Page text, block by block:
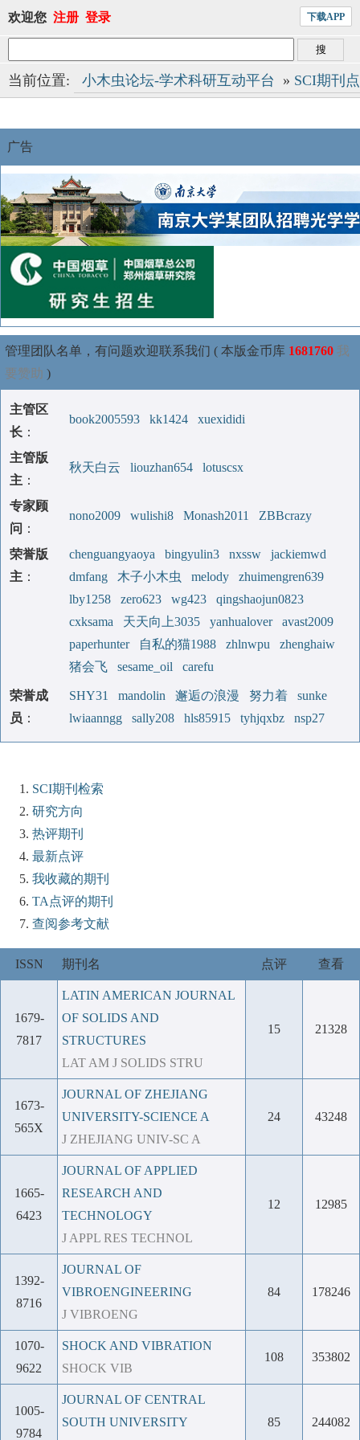
欢迎您 注册 登录 下载APP
当前位置: 小木虫论坛-学术科研互动平台 » SCI期刊
广告
管理团队名单，有问题欢迎联系我们 ( 本版金币库 1681760 我
要赞助 )
主管区
长 ：
book2005593 kk1424 xuexididi
主管版
主 ：
秋天白云 liouzhan654 lotuscsx
专家顾
问 ：
nono2009 wulishi8 Monash2011 ZBBcrazy
荣誉版
主 ：
chenguangyaoya bingyulin3 nxssw
jackiemwd
dmfang
木子小木虫 melody
zhuimengren639
lby1258
zero623 wg423
qingshaojun0823
cxksama
天天向上3035 yanhualover
avast2009
paperhunter
自私的猫1988 zhlnwpu
zhenghaiw
猪会飞
sesame_oil carefu
荣誉成
员 ：
SHY31 mandolin 邂逅の浪漫 努力着
sunke
lwiaanngg
sally208 hls85915 tyhjqxbz nsp27
SCI期刊检索
研究方向
热评期刊
最新点评
我收藏的期刊
TA点评的期刊
查阅参考文献
ISSN 期刊名 点评 查看
1679-
7817
LATIN AMERICAN JOURNAL
OF SOLIDS AND
STRUCTURES
LAT AM J SOLIDS STRU
15 21328
1673-
565X
JOURNAL OF ZHEJIANG
UNIVERSITY-SCIENCE A
J ZHEJIANG UNIV-SC A
24 43248
1665-
6423
JOURNAL OF APPLIED
RESEARCH AND
TECHNOLOGY
J APPL RES TECHNOL
12 12985
1392-
8716
JOURNAL OF
VIBROENGINEERING
J VIBROENG
84 178246
1070-
9622
SHOCK AND VIBRATION
SHOCK VIB
108 353802
1005-
9784
JOURNAL OF CENTRAL
SOUTH UNIVERSITY
85 244082